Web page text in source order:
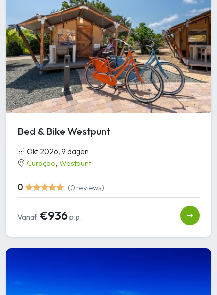
Bed & Bike Westpunt
Okt 2026, 9 dagen
Curaçao, Westpunt
0 (0 reviews)
Vanaf€936p.p.